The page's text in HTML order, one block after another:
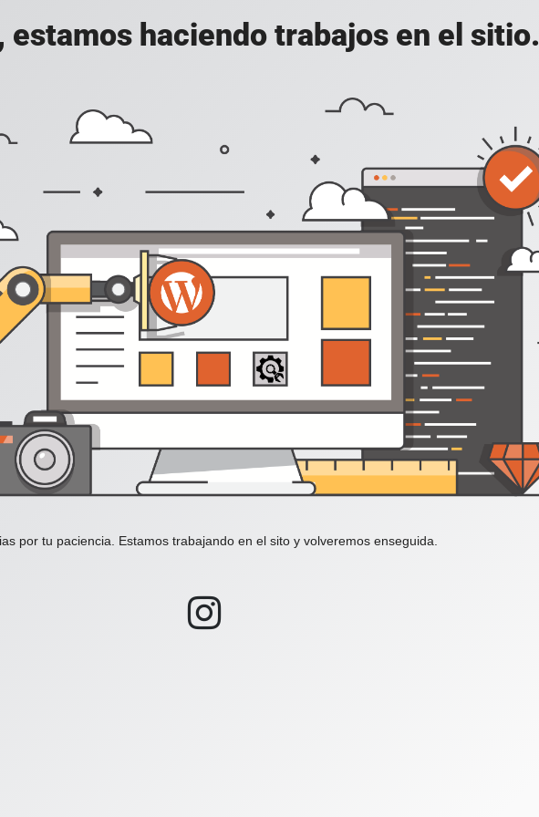
estamos haciendo trabajos en el sitio.
por tu paciencia. Estamos trabajando en el sito y volveremos enseguida.